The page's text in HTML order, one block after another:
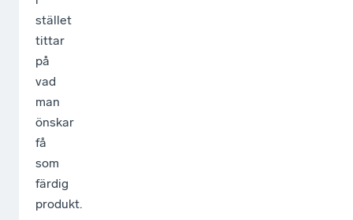
stället
tittar
på
vad
man
önskar
få
som
färdig
produkt.